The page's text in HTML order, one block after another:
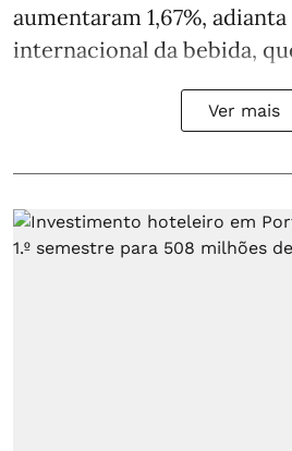
aumentaram 1,67%, adianta
internacional da bebida,
Ver mais